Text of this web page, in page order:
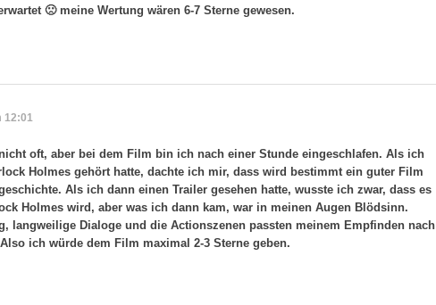
🙁 meine Wertung wären 6-7 Sterne gewesen.
12:01
oft, aber bei dem Film bin ich nach einer Stunde eingeschlafen. Als ich
Holmes gehört hatte, dachte ich mir, dass wird bestimmt ein guter Film
Als ich dann einen Trailer gesehen hatte, wusste ich zwar, dass es
Holmes wird, aber was ich dann kam, war in meinen Augen Blödsinn.
langweilige Dialoge und die Actionszenen passten meinem Empfinden nach
ich würde dem Film maximal 2-3 Sterne geben.